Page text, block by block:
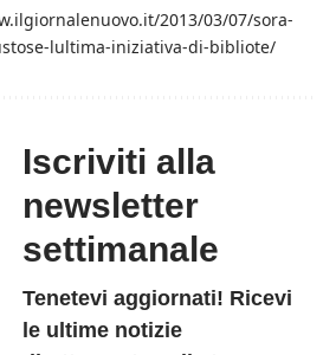
2013/03/07/sora-
lultima-iniziativa-di-bibliote/
Iscriviti alla
newsletter
settimanale
Tenetevi aggiornati! Ricevi
le ultime notizie